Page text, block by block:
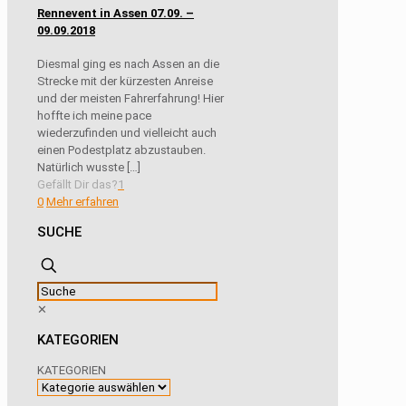
Rennevent in Assen 07.09. –
09.09.2018
Diesmal ging es nach Assen an die
Strecke mit der kürzesten Anreise
und der meisten Fahrerfahrung! Hier
hoffte ich meine pace
wiederzufinden und vielleicht auch
einen Podestplatz abzustauben.
Natürlich wusste […]
Gefällt Dir das?1
0 Mehr erfahren
SUCHE
✕
KATEGORIEN
KATEGORIEN